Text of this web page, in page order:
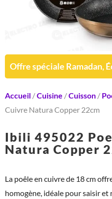
Offre spéciale Ramadan,
Accueil /Cuisine /Cuisson /
Cuivre Natura Copper 22cm
Ibili 495022
Natura Copper
La poêle en cuivre de 18 cm
homogène, idéale pour saisir